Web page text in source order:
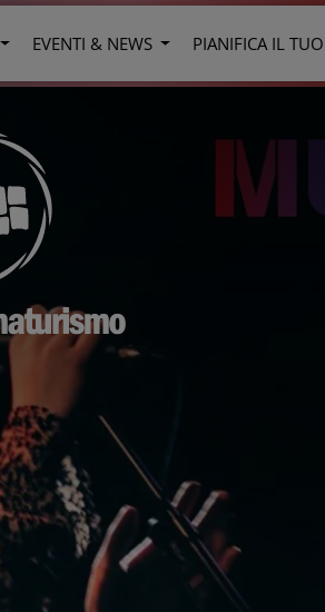
EVENTI & NEWS PIANIFICA IL